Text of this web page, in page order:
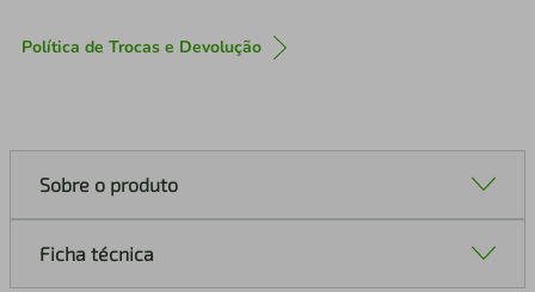
Política de Trocas e Devolução
Sobre o produto
Ficha técnica